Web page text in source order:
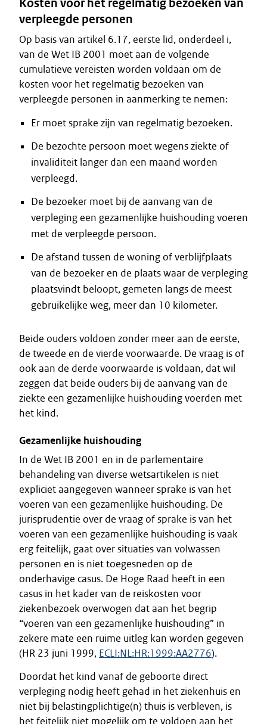
Kosten voor het regelmatig bezoeken van
verpleegde personen
Op basis van artikel 6.17, eerste lid, onderdeel i,
van de Wet IB 2001 moet aan de volgende
cumulatieve vereisten worden voldaan om de
kosten voor het regelmatig bezoeken van
verpleegde personen in aanmerking te nemen:
Er moet sprake zijn van regelmatig bezoeken.
De bezochte persoon moet wegens ziekte of
invaliditeit langer dan een maand worden
verpleegd.
De bezoeker moet bij de aanvang van de
verpleging een gezamenlijke huishouding voeren
met de verpleegde persoon.
De afstand tussen de woning of verblijfplaats
van de bezoeker en de plaats waar de verpleging
plaatsvindt beloopt, gemeten langs de meest
gebruikelijke weg, meer dan 10 kilometer.
Beide ouders voldoen zonder meer aan de eerste,
de tweede en de vierde voorwaarde. De vraag is of
ook aan de derde voorwaarde is voldaan, dat wil
zeggen dat beide ouders bij de aanvang van de
ziekte een gezamenlijke huishouding voerden met
het kind.
Gezamenlijke huishouding
In de Wet IB 2001 en in de parlementaire
behandeling van diverse wetsartikelen is niet
expliciet aangegeven wanneer sprake is van het
voeren van een gezamenlijke huishouding. De
jurisprudentie over de vraag of sprake is van het
voeren van een gezamenlijke huishouding is vaak
erg feitelijk, gaat over situaties van volwassen
personen en is niet toegesneden op de
onderhavige casus. De Hoge Raad heeft in een
casus in het kader van de reiskosten voor
ziekenbezoek overwogen dat aan het begrip
“voeren van een gezamenlijke huishouding” in
zekere mate een ruime uitleg kan worden gegeven
(HR 23 juni 1999, ECLI:NL:HR:1999:AA2776).
Doordat het kind vanaf de geboorte direct
verpleging nodig heeft gehad in het ziekenhuis en
niet bij belastingplichtige(n) thuis is verbleven, is
het feitelijk niet mogelijk om te voldoen aan het